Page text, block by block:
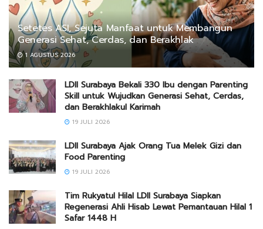
Setetes ASI, Sejuta Manfaat untuk Membangun
Generasi Sehat, Cerdas, dan Berakhlak
1 AGUSTUS 2026
LDII Surabaya Bekali 330 Ibu dengan Parenting
Skill untuk Wujudkan Generasi Sehat, Cerdas,
dan Berakhlakul Karimah
19 JULI 2026
LDII Surabaya Ajak Orang Tua Melek Gizi dan
Food Parenting
19 JULI 2026
Tim Rukyatul Hilal LDII Surabaya Siapkan
Regenerasi Ahli Hisab Lewat Pemantauan Hilal 1
Safar 1448 H